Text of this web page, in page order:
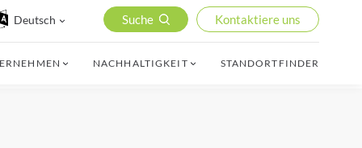
Deutsch Suche Kontaktiere uns
NACHHALTIGKEIT STANDORTFINDER